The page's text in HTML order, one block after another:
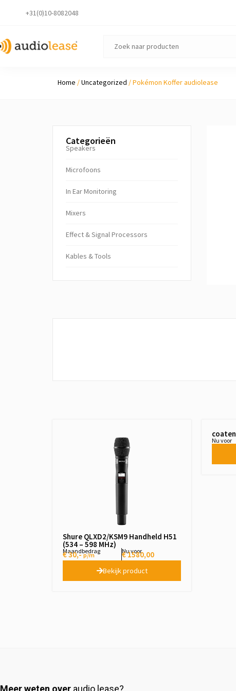
+31(0)10-8082048
Home /Uncategorized / Pokémon Koffer audiolease
Categorieën
Speakers
Microfoons
In Ear Monitoring
Mixers
Ef­fect & Sig­nal Pro­cessors
Kables & Tools
Shure QLXD2/KSM9 Handheld H51
(534 – 598 MHz)
Maandbedrag
€ 30,-p/m
Nu voor
€1580,00
Bekijk product
coaten
Nu voor